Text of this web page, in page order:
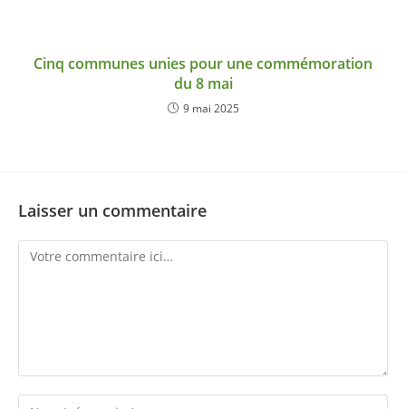
Cinq communes unies pour une commémoration
du 8 mai
9 mai 2025
Laisser un commentaire